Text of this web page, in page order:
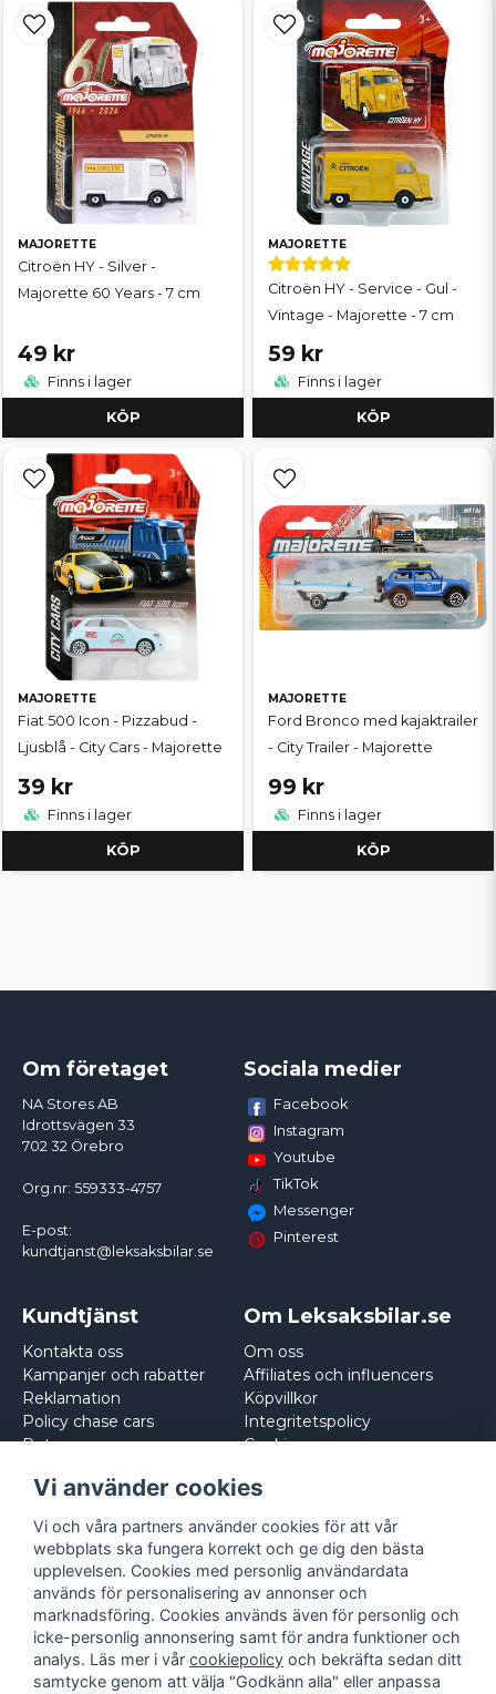
MAJORETTE
Citroën HY - Silver -
Majorette 60 Years - 7 cm
49 kr
Finns i lager
KÖP
MAJORETTE
Citroën HY - Service - Gul -
Vintage - Majorette - 7 cm
59 kr
Finns i lager
KÖP
MAJORETTE
Fiat 500 Icon - Pizzabud -
Ljusblå - City Cars - Majorette
39 kr
Finns i lager
KÖP
MAJORETTE
Ford Bronco med kajaktrailer
- City Trailer - Majorette
99 kr
Finns i lager
KÖP
Om företaget
NA Stores AB
Idrottsvägen 33
702 32 Örebro
Org.nr: 559333-4757
E-post:
kundtjanst@leksaksbilar.se
Sociala medier
Facebook
Instagram
Youtube
TikTok
Messenger
Pinterest
Kundtjänst
Kontakta oss
Kampanjer och rabatter
Reklamation
Policy chase cars
Returnera
Om Leksaksbilar.se
Om oss
Affiliates och influencers
Köpvillkor
Integritetspolicy
Cookies
Vi använder cookies
Vi och våra partners använder cookies för att vår
webbplats ska fungera korrekt och ge dig den bästa
upplevelsen. Cookies med personlig användardata
används för personalisering av annonser och
marknadsföring. Cookies används även för personlig och
icke-personlig annonsering samt för andra funktioner och
analys. Läs mer i vår cookiepolicy och bekräfta sedan ditt
samtycke genom att välja "Godkänn alla" eller anpassa